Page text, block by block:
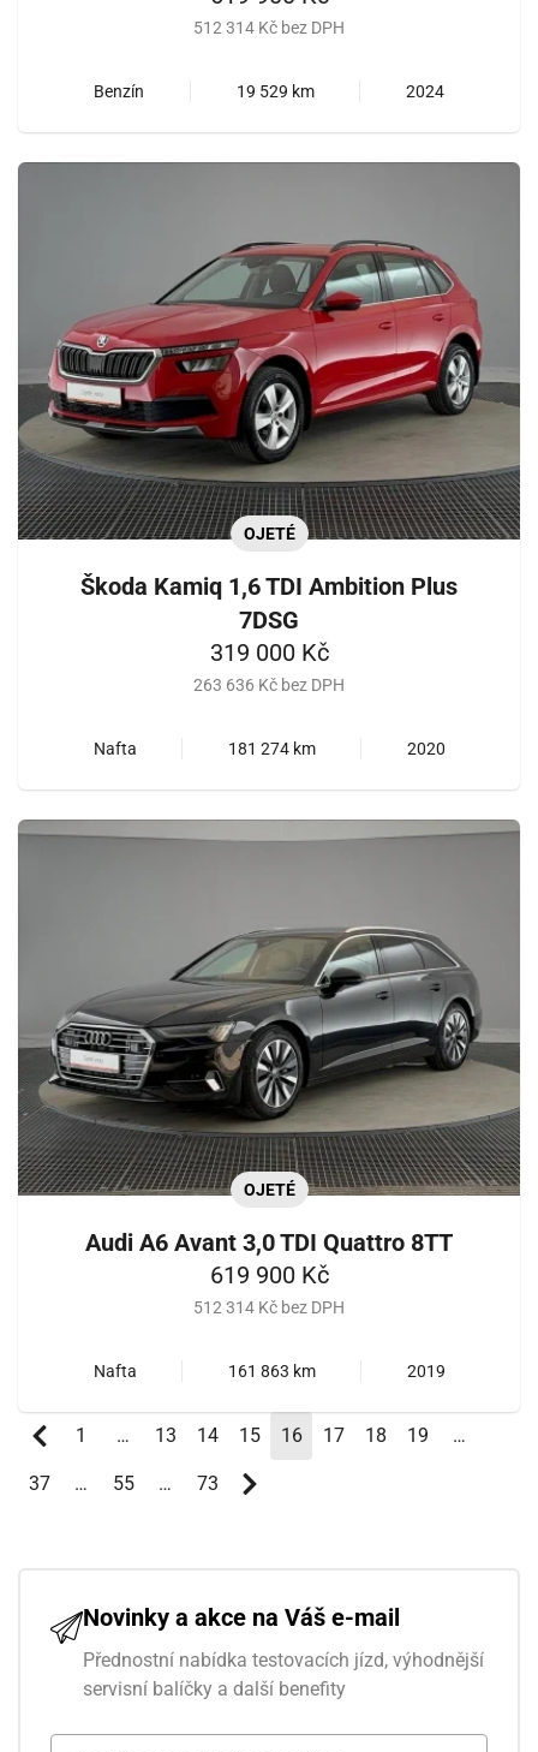
512 314 Kč bez DPH
Benzín 19 529 km 2024
OJETÉ
Škoda Kamiq 1,6 TDI Ambition Plus
7DSG
319 000 Kč
263 636 Kč bez DPH
Nafta 181 274 km 2020
OJETÉ
Audi A6 Avant 3,0 TDI Quattro 8TT
619 900 Kč
512 314 Kč bez DPH
Nafta 161 863 km 2019
1 … 13 14 15 16(aktuální)
17 18 19 …
37 … 55 … 73
Novinky a akce na Váš e-mail
Přednostní nabídka testovacích jízd, výhodnější
servisní balíčky a další benefity